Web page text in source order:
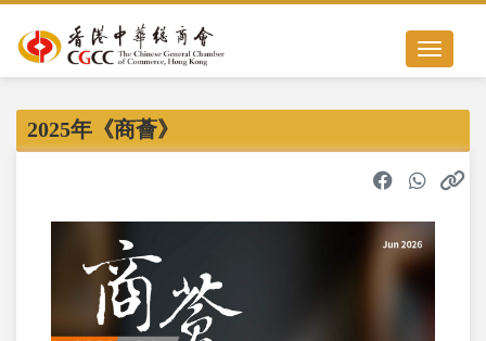
Toggle
2025年《商薈》